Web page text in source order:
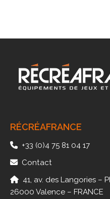
RÉCRÉAFRANCE
+33 (0)4 75 81 04 17
Contact
41, av. des Langories –
26000 Valence – FRANCE